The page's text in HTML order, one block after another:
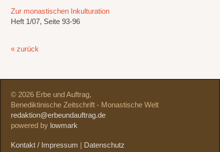
Zur monastischen Inkulturation
Heft 1/07, Seite 93-96
« zurück
© 2026 Erbe und Auftrag,
Benediktinische Zeitschrift - Monastische Welt
redaktion@erbeundauftrag.de
powered by lowmark
Kontakt / Impressum Datenschutz